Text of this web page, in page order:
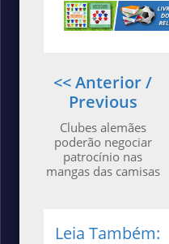
<< Anterior /
Previous
Clubes alemães
poderão negociar
patrocínio nas
mangas das camisas
Leia Também: